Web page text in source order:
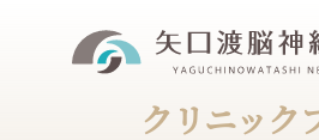
クリニック